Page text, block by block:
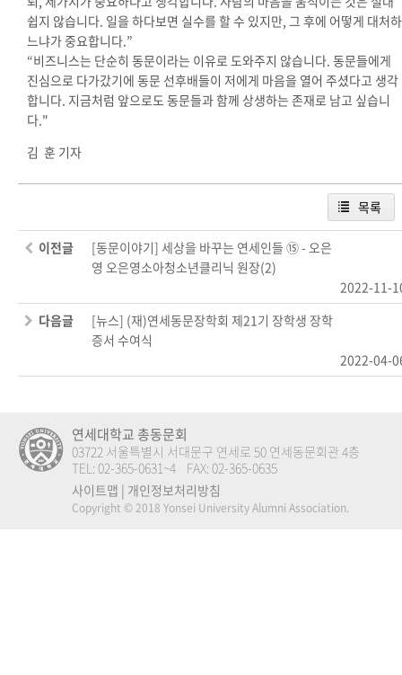
쉽지 않습니다. 일을 하다보면 실수를 할 수 있지만, 그 후에 어떻게 대처하
느냐가 중요합니다.”
“비즈니스는 단순히 동문이라는 이유로 도와주지 않습니다. 동문들에게
진심으로 다가갔기에 동문 선후배들이 저에게 마음을 열어 주셨다고 생각
합니다. 지금처럼 앞으로도 동문들과 함께 상생하는 존재로 남고 싶습니
다."
김 훈 기자
목록
이전글
[동문이야기] 세상을 바꾸는 연세인들 ⑮ - 오은
영 오은영소아청소년클리닉 원장(2)
2022-11-
다음글
[뉴스] (재)연세동문장학회 제21기 장학생 장학
증서 수여식
2022-04-
연세대학교 총동문회
03722 서울특별시 서대문구 연세로 50 연세동문회관 4층
TEL: 02-365-0631~4 FAX: 02-365-0635
사이트맵 | 개인정보처리방침
Copyright © 2018 Yonsei University Alumni Association.